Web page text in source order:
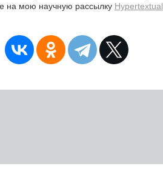
на мою научную рассылку Hypertextual